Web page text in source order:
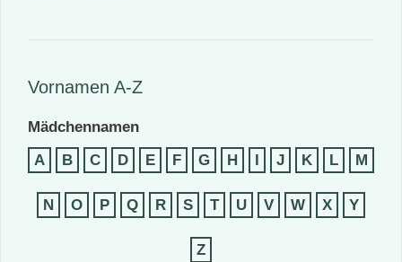
Vornamen A-Z
Mädchennamen
A
B C D E F G H I J K L M
N O P Q R S T U V W X Y
Z